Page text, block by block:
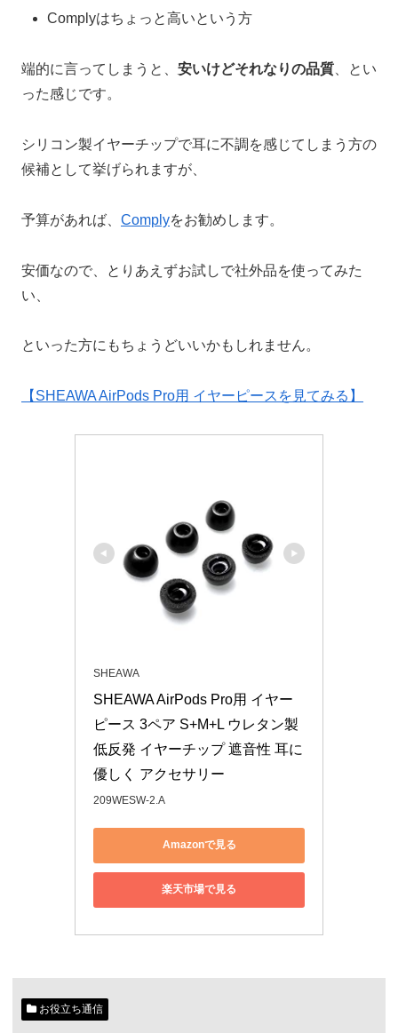
Complyはちょっと高いという方
端的に言ってしまうと、 安いけどそれなりの品質 、とい
った感じです。
シリコン製イヤーチップで耳に不調を感じてしまう方の
候補として挙げられますが、
予算があれば、 Complyをお勧めします。
安価なので、とりあえずお試しで社外品を使ってみた
い、
といった方にもちょうどいいかもしれません。
【SHEAWA AirPods Pro用 イヤーピースを見てみる】
SHEAWA
SHEAWA AirPods Pro用 イヤー
ピース 3ペア S+M+L ウレタン製
低反発 イヤーチップ 遮音性 耳に
優しく アクセサリー
209WESW-2.A
Amazonで見る
楽天市場で見る
お役立ち通信